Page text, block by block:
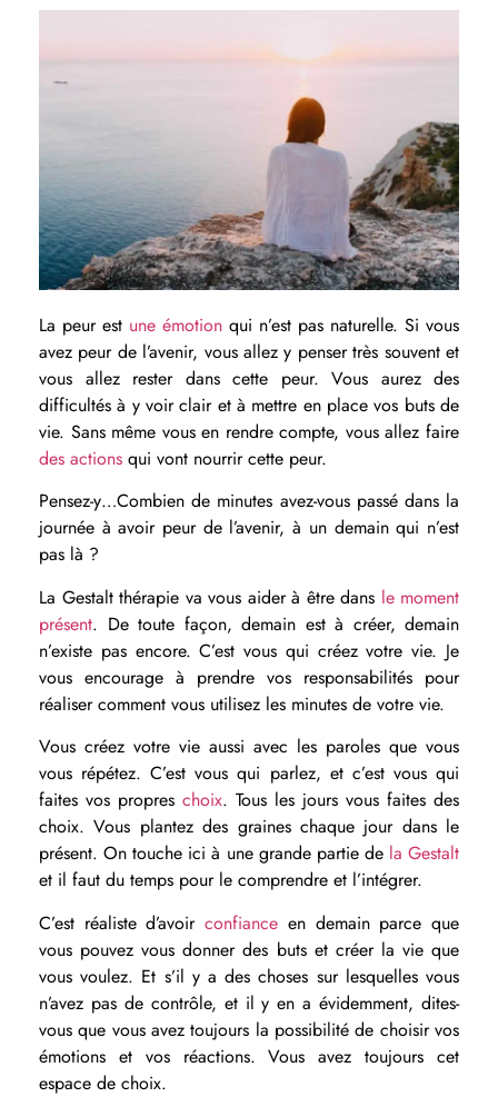
La peur est une émotion qui n’est pas naturelle. Si vous
avez peur de l’avenir, vous allez y penser très souvent et
vous allez rester dans cette peur. Vous aurez des
difficultés à y voir clair et à mettre en place vos buts de
vie. Sans même vous en rendre compte, vous allez faire
des actions qui vont nourrir cette peur.
Pensez-y…Combien de minutes avez-vous passé dans la
journée à avoir peur de l’avenir, à un demain qui n’est
pas là ?
La Gestalt thérapie va vous aider à être dans le moment
présent. De toute façon, demain est à créer, demain
n’existe pas encore. C’est vous qui créez votre vie. Je
vous encourage à prendre vos responsabilités pour
réaliser comment vous utilisez les minutes de votre vie.
Vous créez votre vie aussi avec les paroles que vous
vous répétez. C’est vous qui parlez, et c’est vous qui
faites vos propres choix. Tous les jours vous faites des
choix. Vous plantez des graines chaque jour dans le
présent. On touche ici à une grande partie dela Gestalt
et il faut du temps pour le comprendre et l’intégrer.
C’est réaliste d’avoirconfiance en demain parce que
vous pouvez vous donner des buts et créer la vie que
vous voulez. Et s’il y a des choses sur lesquelles vous
n’avez pas de contrôle, et il y en a évidemment, dites-
vous que vous avez toujours la possibilité de choisir vos
émotions et vos réactions. Vous avez toujours cet
espace de choix.